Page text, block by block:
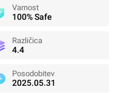
Varnost
100% Safe
Različica
4.4
Posodobitev
2025.05.31